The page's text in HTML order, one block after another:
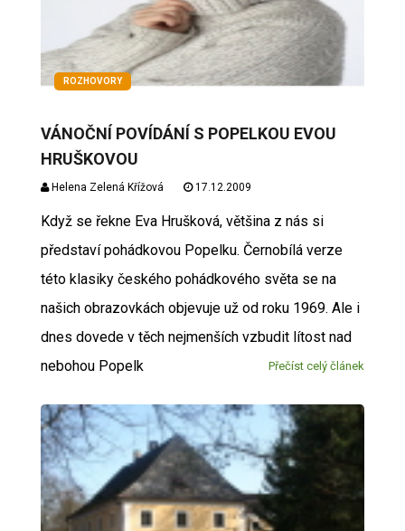
ROZHOVORY
VÁNOČNÍ POVÍDÁNÍ S POPELKOU EVOU
HRUŠKOVOU
Helena Zelená Křížová 17.12.2009
Když se řekne Eva Hrušková, většina z nás si
představí pohádkovou Popelku. Černobílá verze
této klasiky českého pohádkového světa se na
našich obrazovkách objevuje už od roku 1969. Ale i
dnes dovede v těch nejmenších vzbudit lítost nad
nebohou Popelk
Přečíst celý článek